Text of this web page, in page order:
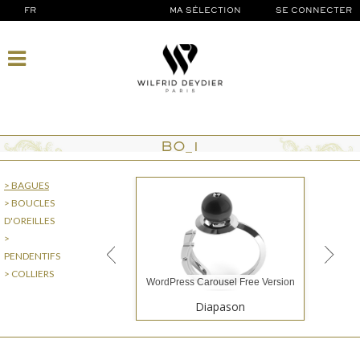
FR MA SÉLECTION SE CONNECTER
BO_1
> BAGUES
> BOUCLES
D'OREILLES
>
PENDENTIFS
> COLLIERS
WordPress Carousel Free Version
Diapason